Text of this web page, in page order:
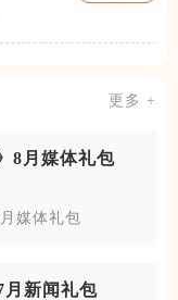
更多 +
8月媒体礼包
媒体礼包
月新闻礼包